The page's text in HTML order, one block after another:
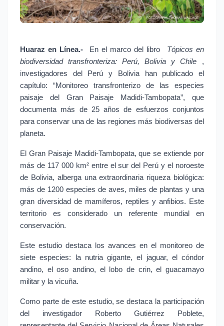
Huaraz en Línea.- En el marco del libro
Tópicos en
biodiversidad transfronteriza: Perú, Bolivia y Chile
,
investigadores del Perú y Bolivia han publicado el
capítulo: “Monitoreo transfronterizo de las especies
paisaje del Gran Paisaje Madidi-Tambopata”, que
documenta más de 25 años de esfuerzos conjuntos
para conservar una de las regiones más biodiversas del
planeta.
El Gran Paisaje Madidi-Tambopata, que se extiende por
más de 117 000 km² entre el sur del Perú y el noroeste
de Bolivia, alberga una extraordinaria riqueza biológica:
más de 1200 especies de aves, miles de plantas y una
gran diversidad de mamíferos, reptiles y anfibios. Este
territorio es considerado un referente mundial en
conservación.
Este estudio destaca los avances en el monitoreo de
siete especies: la nutria gigante, el jaguar, el cóndor
andino, el oso andino, el lobo de crin, el guacamayo
militar y la vicuña.
Como parte de este estudio, se destaca la participación
del investigador Roberto Gutiérrez Poblete,